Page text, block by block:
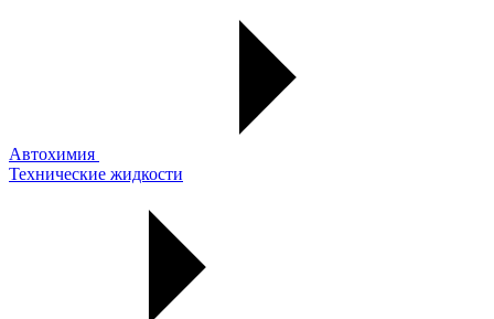
Автохимия
Технические жидкости